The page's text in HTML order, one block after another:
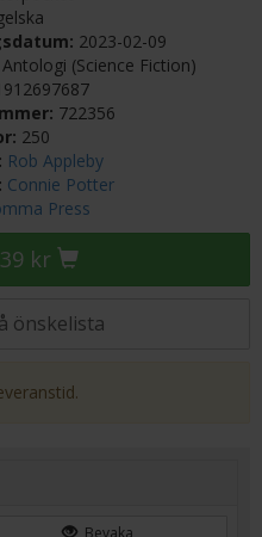
2023-02-09
Antologi (Science Fiction)
722356
250
Rob Appleby
Connie Potter
Press
kr
önskelista